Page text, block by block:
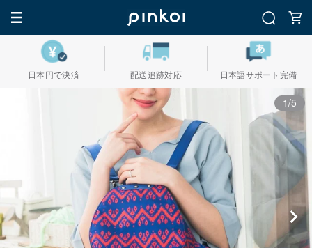
日本円で決済 配送追跡対応 日本語サポート完備
1/5